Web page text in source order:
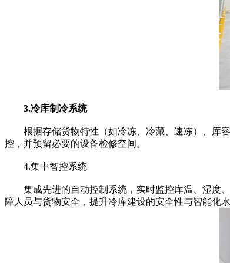
3.冷库制冷系统
根据存储货物特性（如冷冻、冷藏、速冻）、库容
控，并预留必要的设备检修空间。
4.集中智控系统
集成先进的自动控制系统，实时监控库温、湿度、
障人员与货物安全，提升冷库建设的安全性与智能化水